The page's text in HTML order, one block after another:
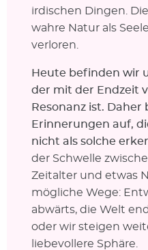
irdischen Dingen.
wahre Natur als
verloren.
Heute befinden wir
der mit der Endzeit
Resonanz ist. Daher
Erinnerungen auf,
nicht als solche
der Schwelle
Zeitalter und etwas
mögliche Wege:
abwärts, die Welt
oder wir steigen
liebevollere Sphäre.